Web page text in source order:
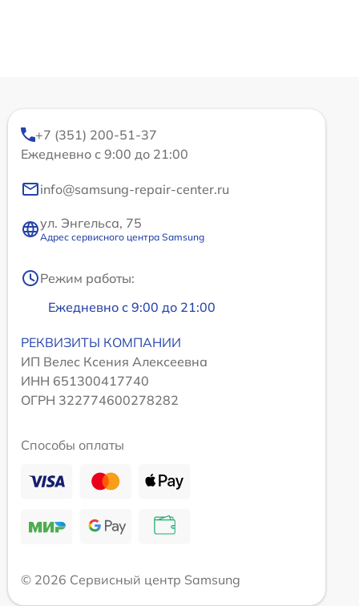
+7 (351) 200-51-37
Ежедневно с 9:00 до 21:00
info@samsung-repair-center.ru
ул. Энгельса, 75
Адрес сервисного центра Samsung
Режим работы:
Ежедневно с 9:00 до 21:00
РЕКВИЗИТЫ КОМПАНИИ
ИП Велес Ксения Алексеевна
ИНН 651300417740
ОГРН 322774600278282
Способы оплаты
© 2026 Сервисный центр Samsung